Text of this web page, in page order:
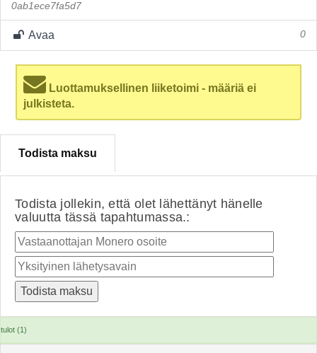
0ab1ece7fa5d7
Avaa 0
Luottamuksellinen liiketoimi - määriä ei
julkisteta.
Todista maksu
Todista jollekin, että olet lähettänyt hänelle
valuutta tässä tapahtumassa.:
tulot (1)